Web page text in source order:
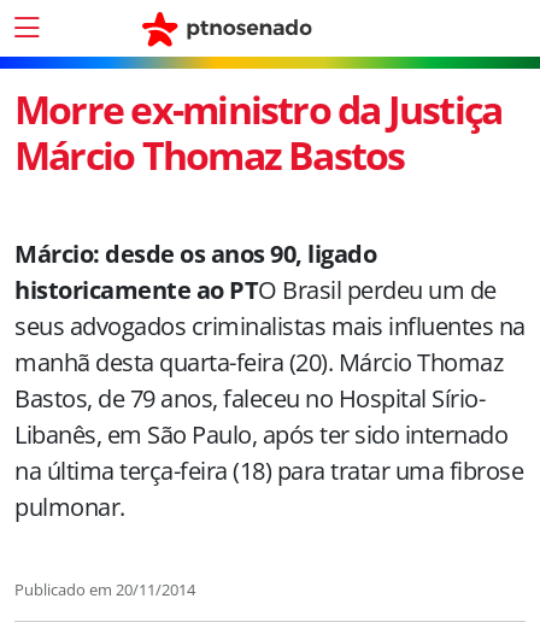
Morre ex-ministro da Justiça
Márcio Thomaz Bastos
Márcio: desde os anos 90, ligado
historicamente ao PTO Brasil perdeu um de
seus advogados criminalistas mais influentes na
manhã desta quarta-feira (20). Márcio Thomaz
Bastos, de 79 anos, faleceu no Hospital Sírio-
Libanês, em São Paulo, após ter sido internado
na última terça-feira (18) para tratar uma fibrose
pulmonar.
Publicado em 20/11/2014